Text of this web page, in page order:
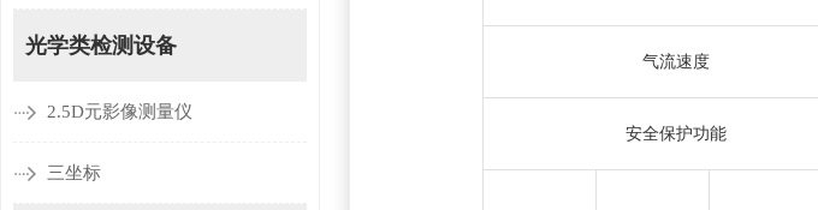
光学类检测设备
2.5D元影像测量仪
三坐标
气流速度
安全保护功能